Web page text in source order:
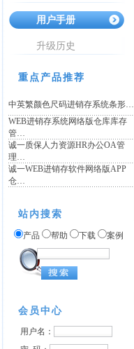
用户手册
升级历史
重点产品推荐
中英繁颜色尺码进销存系统条形…
WEB进销存系统网络版仓库库存
管…
诚一质保人力资源HR办公OA管
理…
诚一WEB进销存软件网络版APP
仓…
站内搜索
产品 帮助 下载 案例